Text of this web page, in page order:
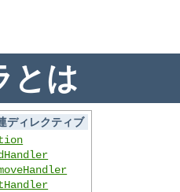
とは
ディレクティブ